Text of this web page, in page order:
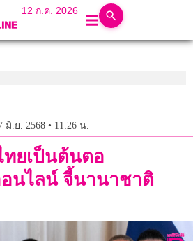
12 ก.ค. 2026
มิ.ย. 2568 • 11:26 น.
ทยเป็นต้นตอ
นไลน์ จี้นานาชาติ